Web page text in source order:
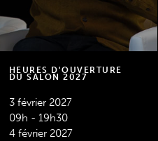
HEURES D'OUVERTURE
DU SALON 2027
3 février 2027
09h - 19h30
4 février 2027